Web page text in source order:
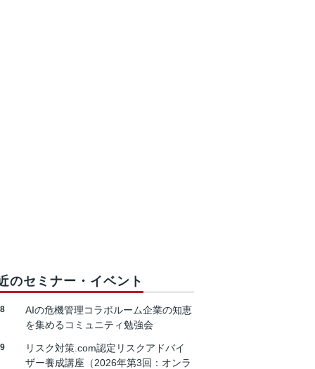
のセミナー・イベント
AIの危機管理コラボルーム企業の知恵
を集めるコミュニティ勉強会
リスク対策.com認定リスクアドバイ
ザー養成講座（2026年第3回：オンラ